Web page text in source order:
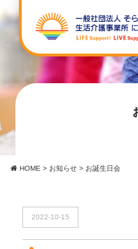
HOME > お知らせ > お誕生日会
2022-10-15